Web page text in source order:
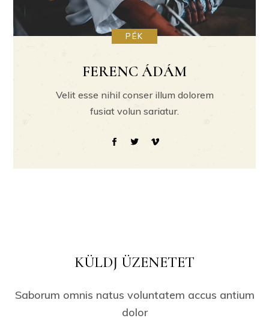
PÉK
FERENC ÁDÁM
Velit esse nihil conser illum dolorem
fusiat volun sariatur.
KÜLDJ ÜZENETET
Saborum omnis natus voluntatem accus antium
dolor